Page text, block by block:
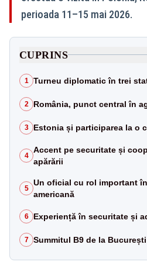
perioada 11–15 mai 2026.
CUPRINS
1 Turneu diplomatic în trei
2 România, punct central în
3 Estonia și participarea la o
4
Accent pe securitate și
apărării
5
Un oficial cu rol important
americană
6 Experiență în securitate și
7 Summitul B9 de la București